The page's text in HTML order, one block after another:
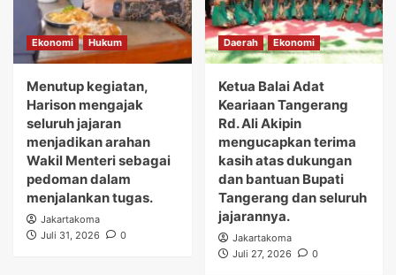
Ekonomi Hukum
Menutup kegiatan,
Harison mengajak
seluruh jajaran
menjadikan arahan
Wakil Menteri sebagai
pedoman dalam
menjalankan tugas.
Jakartakoma
Juli 31, 2026
0
Daerah Ekonomi
Ketua Balai Adat
Keariaan Tangerang
Rd. Ali Akipin
mengucapkan terima
kasih atas dukungan
dan bantuan Bupati
Tangerang dan seluruh
jajarannya.
Jakartakoma
Juli 27, 2026
0